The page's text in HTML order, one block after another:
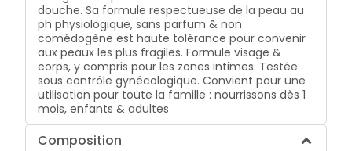
douche. Sa formule respectueuse de la peau au
ph physiologique, sans parfum & non
comédogène est haute tolérance pour convenir
aux peaux les plus fragiles. Formule visage &
corps, y compris pour les zones intimes. Testée
sous contrôle gynécologique. Convient pour une
utilisation pour toute la famille : nourrissons dès 1
mois, enfants & adultes
Composition